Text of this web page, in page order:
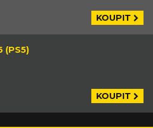
KOUPIT
(PS5)
KOUPIT